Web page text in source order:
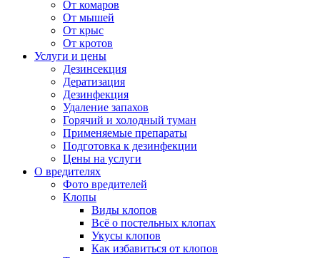
От комаров
От мышей
От крыс
От кротов
Услуги и цены
Дезинсекция
Дератизация
Дезинфекция
Удаление запахов
Горячий и холодный туман
Применяемые препараты
Подготовка к дезинфекции
Цены на услуги
О вредителях
Фото вредителей
Клопы
Виды клопов
Всё о постельных клопах
Укусы клопов
Как избавиться от клопов